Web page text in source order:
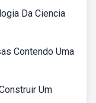
Da Ciencia
Contendo Uma
Um